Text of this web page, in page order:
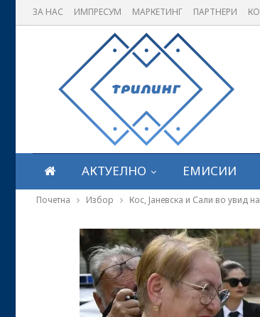
ЗА НАС ИМПРЕСУМ МАРКЕТИНГ ПАРТНЕРИ
АКТУЕЛНО ЕМИСИИ
Почетна Избор Кос, Јаневска и Сали во увид